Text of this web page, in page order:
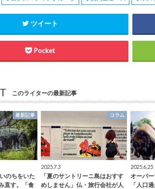
ツイート
Pocket
このライターの最新記事
最新記事
のちをいた
直す。「食
コラム
2025.7.3
「夏のサントリーニ島はおすす
めしません」仏・旅行会社が人
2025.6.25
オーバ
「人口